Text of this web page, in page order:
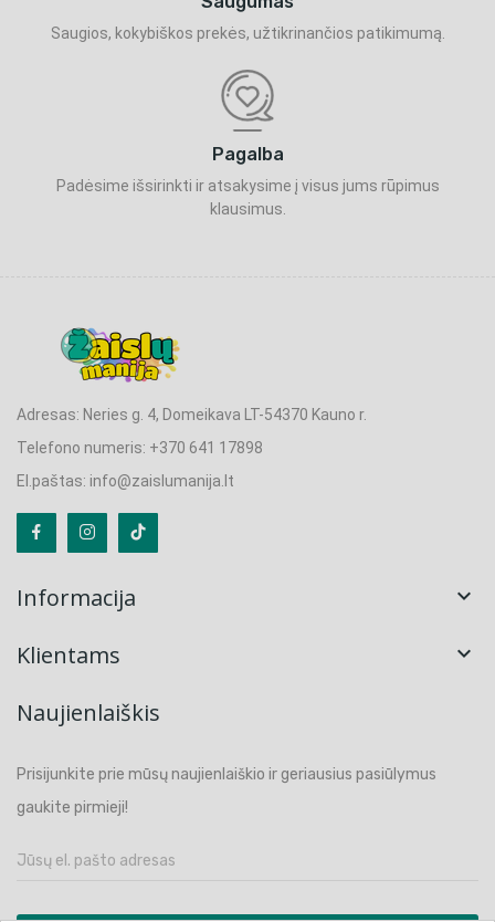
Saugios, kokybiškos prekės, užtikrinančios patikimumą.
Pagalba
Padėsime išsirinkti ir atsakysime į visus jums rūpimus
klausimus.
Adresas: Neries g. 4, Domeikava LT-54370 Kauno r.
Telefono numeris: +370 641 17898
El.paštas: info@zaislumanija.lt
Informacija 
Klientams 
Naujienlaiškis
Prisijunkite prie mūsų naujienlaiškio ir geriausius pasiūlymus
gaukite pirmieji!